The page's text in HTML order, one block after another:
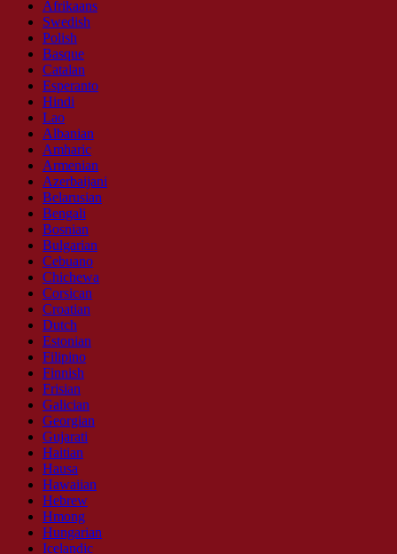
Afrikaans
Swedish
Polish
Basque
Catalan
Esperanto
Hindi
Lao
Albanian
Amharic
Armenian
Azerbaijani
Belarusian
Bengali
Bosnian
Bulgarian
Cebuano
Chichewa
Corsican
Croatian
Dutch
Estonian
Filipino
Finnish
Frisian
Galician
Georgian
Gujarati
Haitian
Hausa
Hawaiian
Hebrew
Hmong
Hungarian
Icelandic